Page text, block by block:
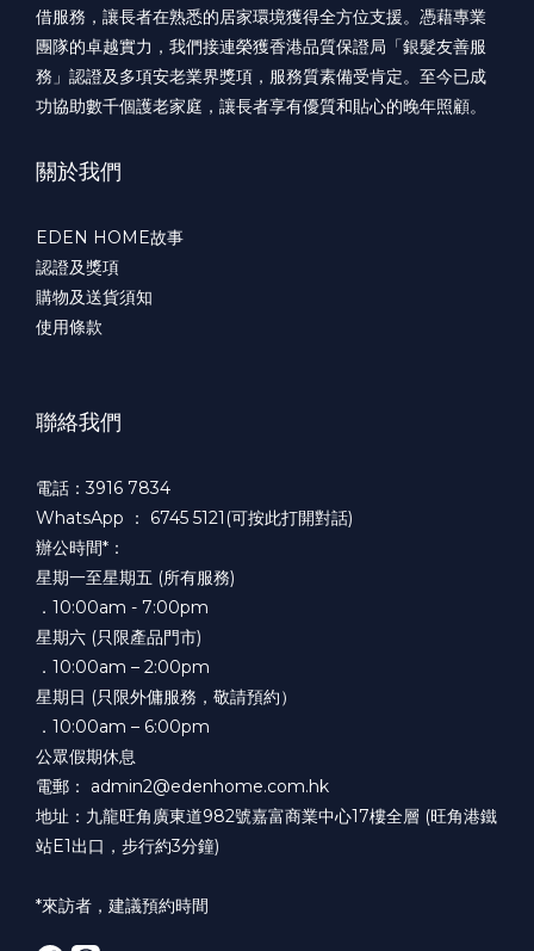
借服務，讓長者在熟悉的居家環境獲得全方位支援。憑藉專業
團隊的卓越實力，我們接連榮獲香港品質保證局「銀髮友善服
務」認證及多項安老業界獎項，服務質素備受肯定。至今已成
功協助數千個護老家庭，讓長者享有優質和貼心的晚年照顧。
關於我們
EDEN HOME故事
認證及獎項
購物及送貨須知
使用條款
聯絡我們
電話：3916 7834
WhatsApp ： 6745 5121(可按此打開對話)
辦公時間*：
星期一至星期五 (所有服務)
．10:00am - 7:00pm
星期六 (只限產品門市)
．10:00am – 2:00pm
星期日 (只限外傭服務，敬請預約）
．10:00am – 6:00pm
公眾假期休息
電郵： admin2@edenhome.com.hk
地址：九龍旺角廣東道982號嘉富商業中心17樓全層 (旺角港鐵
站E1出口，步行約3分鐘)
*來訪者，建議預約時間